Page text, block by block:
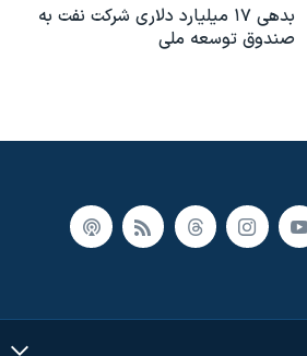
بدهی ۱۷ میلیارد دلاری شرکت نفت به
صندوق توسعه ملی